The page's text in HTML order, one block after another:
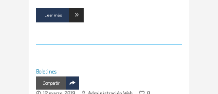
Leer más
Boletines
Compartir